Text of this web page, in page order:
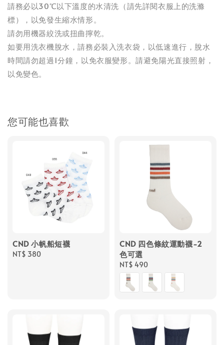
請務必以30℃以下溫度的水清洗（請先詳閱衣服上的洗滌
標），以免發生縮水情形。
請勿用機器絞洗或扭曲擰乾。
如要用洗衣機脫水，請務必裝入洗衣袋，以低速進行，脫水
時間請勿超過1分鐘，以免衣服變形。請避免陽光直接照射，
以免變色。
您可能也喜歡
CND 小帆船短襪
Regular
NT$ 380
CND 四色條紋運動襪-2
色可選
Regular
price
NT$ 490